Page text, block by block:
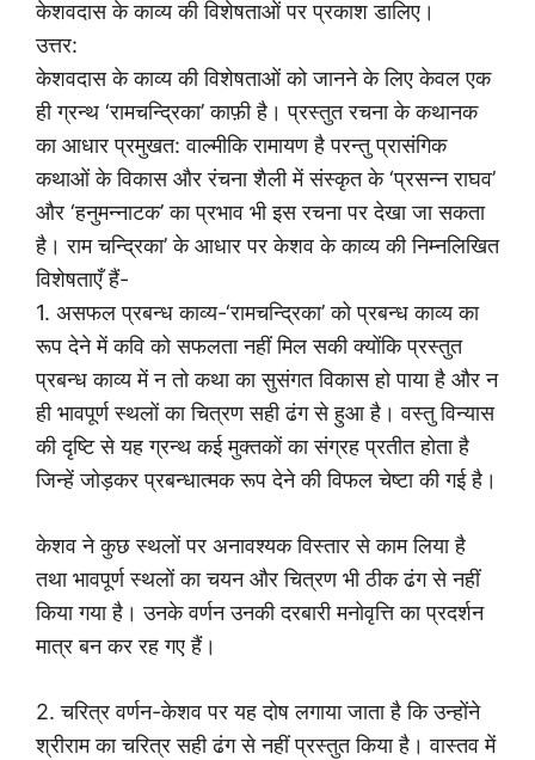
केशवदास के काव्य की विशेषताओं पर प्रकाश डालिए।
उत्तर:
केशवदास के काव्य की विशेषताओं को जानने के लिए केवल एक
ही ग्रन्थ ‘रामचन्द्रिका’ काफ़ी है। प्रस्तुत रचना के कथानक
का आधार प्रमुखत: वाल्मीकि रामायण है परन्तु प्रासंगिक
कथाओं के विकास और रंचना शैली में संस्कृत के ‘प्रसन्न राघव’
और ‘हनुमन्नाटक’ का प्रभाव भी इस रचना पर देखा जा सकता
है। राम चन्द्रिका’ के आधार पर केशव के काव्य की निम्नलिखित
विशेषताएँ हैं-
1. असफल प्रबन्ध काव्य-‘रामचन्द्रिका’ को प्रबन्ध काव्य का
रूप देने में कवि को सफलता नहीं मिल सकी क्योंकि प्रस्तुत
प्रबन्ध काव्य में न तो कथा का सुसंगत विकास हो पाया है और न
ही भावपूर्ण स्थलों का चित्रण सही ढंग से हुआ है। वस्तु विन्यास
की दृष्टि से यह ग्रन्थ कई मुक्तकों का संग्रह प्रतीत होता है
जिन्हें जोड़कर प्रबन्धात्मक रूप देने की विफल चेष्टा की गई है।
केशव ने कुछ स्थलों पर अनावश्यक विस्तार से काम लिया है
तथा भावपूर्ण स्थलों का चयन और चित्रण भी ठीक ढंग से नहीं
किया गया है। उनके वर्णन उनकी दरबारी मनोवृत्ति का प्रदर्शन
मात्र बन कर रह गए हैं।
2. चरित्र वर्णन-केशव पर यह दोष लगाया जाता है कि उन्होंने
श्रीराम का चरित्र सही ढंग से नहीं प्रस्तुत किया है। वास्तव में